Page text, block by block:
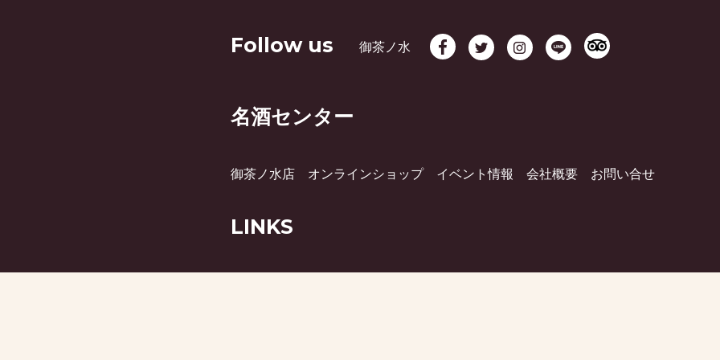
Follow us 御茶ノ水
名酒センター
御茶ノ水店 オンラインショップ イベント情報 会社概要 お問い合せ
LINKS